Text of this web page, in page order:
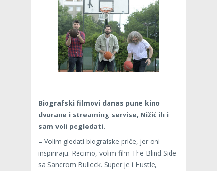
Biografski filmovi danas pune kino
dvorane i streaming servise, Nižić ih i
sam voli pogledati.
– Volim gledati biografske priče, jer oni
inspiriraju. Recimo, volim film The Blind Side
sa Sandrom Bullock. Super je i Hustle,